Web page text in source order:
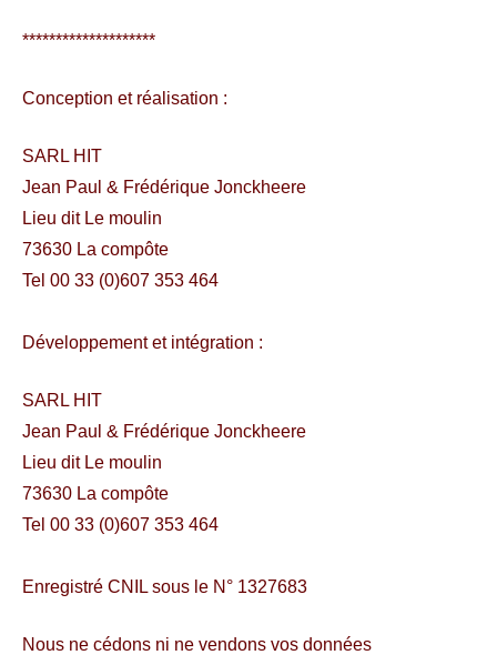
********************
Conception et réalisation :
SARL HIT
Jean Paul & Frédérique Jonckheere
Lieu dit Le moulin
73630 La compôte
Tel 00 33 (0)607 353 464
Développement et intégration :
SARL HIT
Jean Paul & Frédérique Jonckheere
Lieu dit Le moulin
73630 La compôte
Tel 00 33 (0)607 353 464
Enregistré CNIL sous le N° 1327683
Nous ne cédons ni ne vendons vos données